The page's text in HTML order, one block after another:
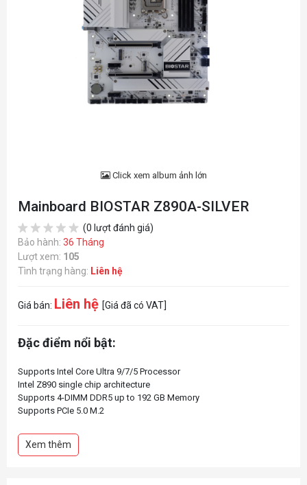
Click xem album ảnh lớn
Mainboard BIOSTAR Z890A-SILVER
(0 lượt đánh giá)
Bảo hành: 36 Tháng
Lượt xem: 105
Tình trạng hàng: Liên hệ
Giá bán: Liên hệ [Giá đã có VAT]
Đặc điểm nổi bật:
Supports Intel Core Ultra 9/7/5 Processor
Intel Z890 single chip architecture
Supports 4-DIMM DDR5 up to 192 GB Memory
Supports PCIe 5.0 M.2
Supports 2.5 GbE LAN
Supports USB 3.2 Gen2 Type C
Xem thêm